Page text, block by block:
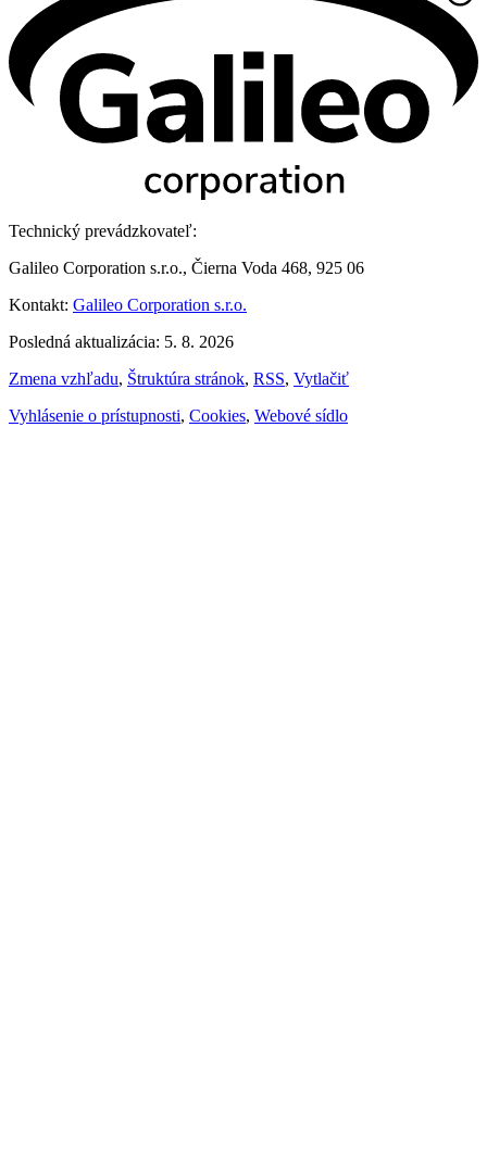
Technický prevádzkovateľ:
Galileo Corporation s.r.o., Čierna Voda 468, 925 06
Kontakt: Galileo Corporation s.r.o.
Posledná aktualizácia: 5. 8. 2026
Zmena vzhľadu, Štruktúra stránok, RSS, Vytlačiť
Vyhlásenie o prístupnosti, Cookies, Webové sídlo